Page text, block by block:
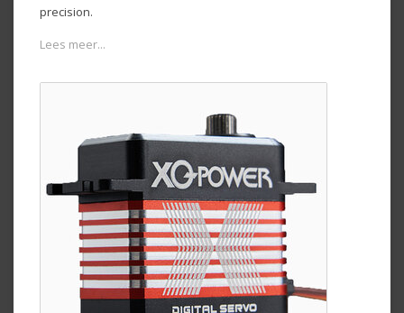
precision.
Lees meer...